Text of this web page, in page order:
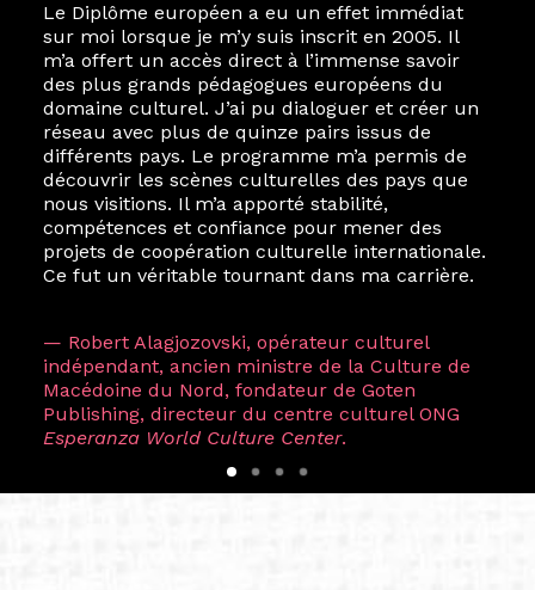
Le Diplôme européen a eu un effet immédiat
sur moi lorsque je m’y suis inscrit en 2005. Il
m’a offert un accès direct à l’immense savoir
des plus grands pédagogues européens du
domaine culturel. J’ai pu dialoguer et créer un
réseau avec plus de quinze pairs issus de
différents pays. Le programme m’a permis de
découvrir les scènes culturelles des pays que
nous visitions. Il m’a apporté stabilité,
compétences et confiance pour mener des
projets de coopération culturelle internationale.
Ce fut un véritable tournant dans ma carrière.
— Robert Alagjozovski, opérateur culturel
indépendant, ancien ministre de la Culture de
Macédoine du Nord, fondateur de Goten
Publishing, directeur du centre culturel ONG
Esperanza World Culture Center.